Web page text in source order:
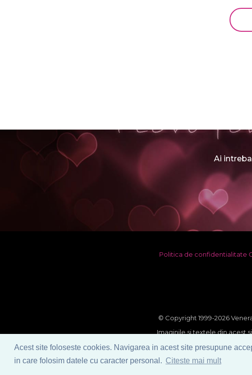
Acest site foloseste cookies. Navigarea in acest site presupune
in care folosim datele cu caracter personal. Citeste mai mult
Ai
Politica de confidentialitate
© Copyright 1999-2026
Imaginile si textele din acest
reproducerea si multiplicarea